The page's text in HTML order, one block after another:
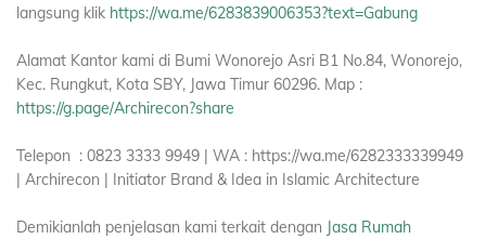
langsung klik https://wa.me/6283839006353?text=Gabung
Alamat Kantor kami di Bumi Wonorejo Asri B1 No.84, Wonorejo,
Kec. Rungkut, Kota SBY, Jawa Timur 60296. Map :
https://g.page/Archirecon?share
Telepon : 0823 3333 9949 | WA : https://wa.me/6282333339949
| Archirecon | Initiator Brand & Idea in Islamic Architecture
Demikianlah penjelasan kami terkait dengan Jasa Rumah